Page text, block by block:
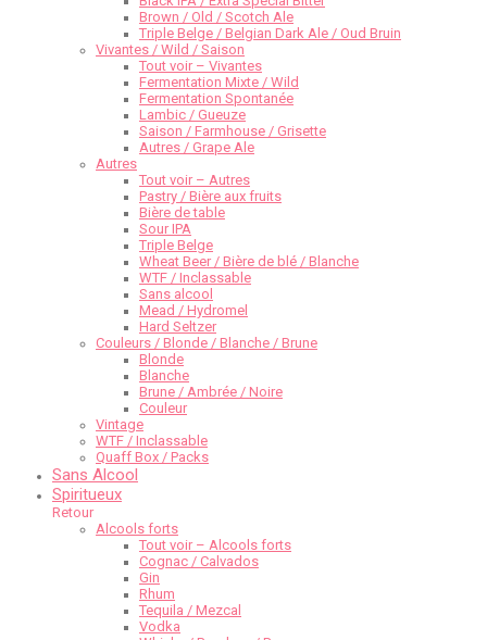
Brown / Old / Scotch Ale
Triple Belge / Belgian Dark Ale / Oud Bruin
Vivantes / Wild / Saison
Tout voir – Vivantes
Fermentation Mixte / Wild
Fermentation Spontanée
Lambic / Gueuze
Saison / Farmhouse / Grisette
Autres / Grape Ale
Autres
Tout voir – Autres
Pastry / Bière aux fruits
Bière de table
Sour IPA
Triple Belge
Wheat Beer / Bière de blé / Blanche
WTF / Inclassable
Sans alcool
Mead / Hydromel
Hard Seltzer
Couleurs / Blonde / Blanche / Brune
Blonde
Blanche
Brune / Ambrée / Noire
Couleur
Vintage
WTF / Inclassable
Quaff Box / Packs
Sans Alcool
Spiritueux
Retour
Alcools forts
Tout voir – Alcools forts
Cognac / Calvados
Gin
Rhum
Tequila / Mezcal
Vodka